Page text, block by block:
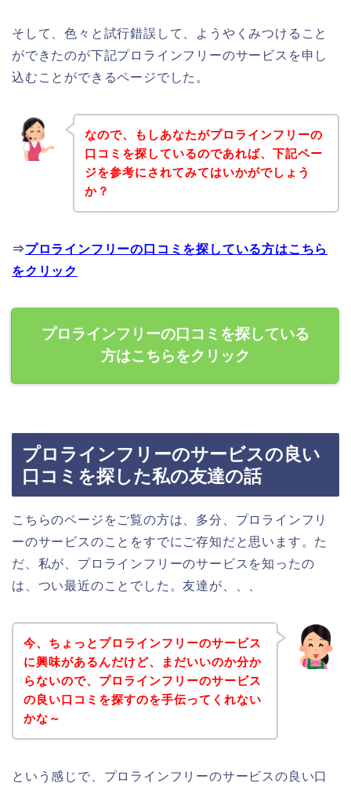
そして、色々と試行錯誤して、ようやくみつけること
ができたのが下記プロラインフリーのサービスを申し
込むことができるページでした。
なので、もしあなたがプロラインフリーの
口コミを探しているのであれば、下記ペー
ジを参考にされてみてはいかがでしょう
か？
⇒プロラインフリーの口コミを探している方はこちら
をクリック
プロラインフリーの口コミを探している
方はこちらをクリック
プロラインフリーのサービスの良い
口コミを探した私の友達の話
こちらのページをご覧の方は、多分、プロラインフリ
ーのサービスのことをすでにご存知だと思います。た
だ、私が、プロラインフリーのサービスを知ったの
は、つい最近のことでした。友達が、、、
今、ちょっとプロラインフリーのサービス
に興味があるんだけど、まだいいのか分か
らないので、プロラインフリーのサービス
の良い口コミを探すのを手伝ってくれない
かな～
という感じで、プロラインフリーのサービスの良い口